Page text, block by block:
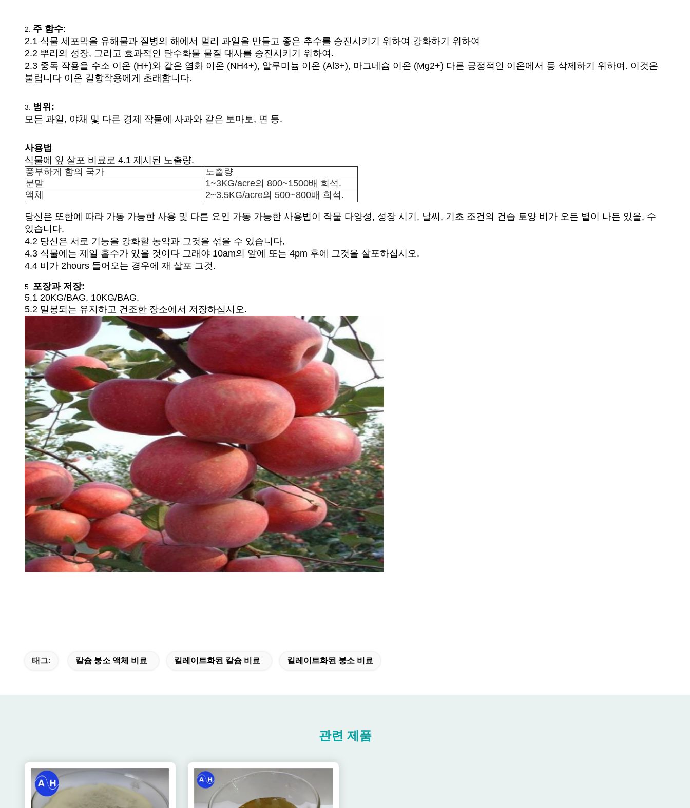
2. 주 함수:
2.1 식물 세포막을 유해물과 질병의 해에서 멀리 과일을 만들고 좋은 추수를 승진시키기 위하여 강화하기 위하여
2.2 뿌리의 성장, 그리고 효과적인 탄수화물 물질 대사를 승진시키기 위하여.
2.3 중독 작용을 수소 이온 (H+)와 같은 염화 이온 (NH4+), 알루미늄 이온 (Al3+), 마그네슘 이온 (Mg2+) 다른 긍정적인 이온에서 등 삭제하기 위하여. 이것은
불립니다 이온 길항작용에게 초래합니다.
3.
범위:
모든 과일, 야채 및 다른 경제 작물에 사과와 같은 토마토, 면 등.
사용법
식물에 잎 살포 비료로 4.1 제시된 노출량.
풍부하게 함의 국가
노출량
분말
1~3KG/acre의 800~1500배 희석.
액체
2~3.5KG/acre의 500~800배 희석.
당신은 또한에 따라 가동 가능한 사용 및 다른 요인 가동 가능한 사용법이 작물 다양성, 성장 시기, 날씨, 기초 조건의 건습 토양 비가 오든 볕이 나든 있을, 수
있습니다.
4.2 당신은 서로 기능을 강화할 농약과 그것을 섞을 수 있습니다,
4.3 식물에는 제일 흡수가 있을 것이다 그래야 10am의 앞에 또는 4pm 후에 그것을 살포하십시오.
4.4 비가 2hours 들어오는 경우에 재 살포 그것.
5. 포장과 저장:
5.1 20KG/BAG, 10KG/BAG.
5.2 밀봉되는 유지하고 건조한 장소에서 저장하십시오.
태그: 칼슘 붕소 액체 비료 킬레이트화된 칼슘 비료 킬레이트화된 붕소 비료
관련 제품